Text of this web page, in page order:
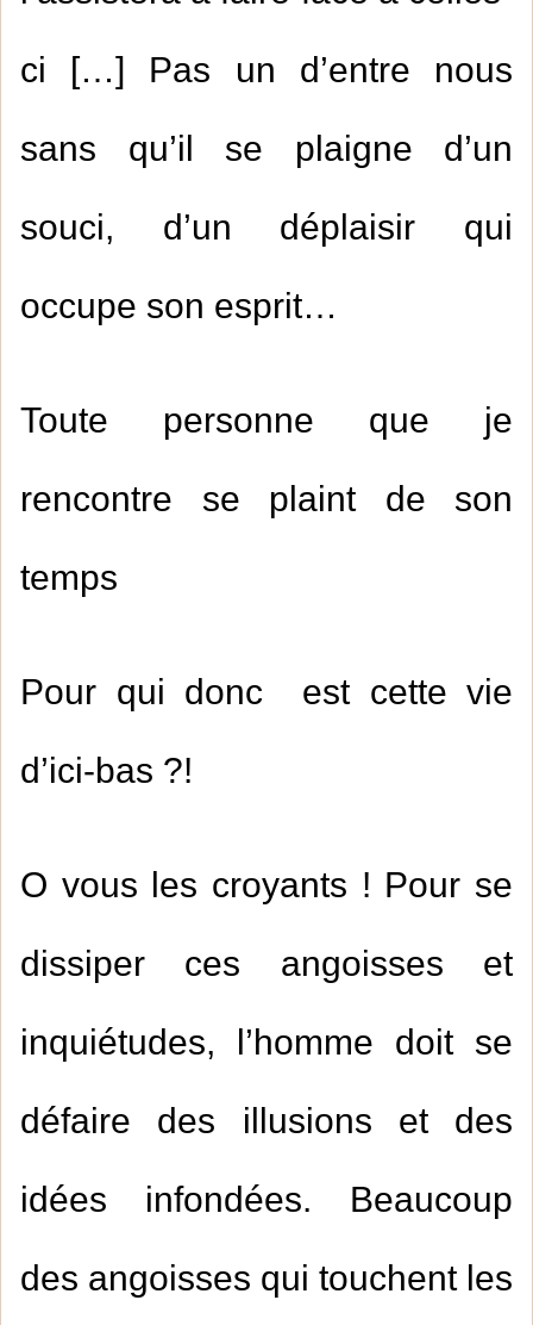
ci […] Pas un d’entre nous
sans qu’il se plaigne d’un
souci, d’un déplaisir qui
occupe son esprit…
Toute personne que je
rencontre se plaint de son
temps
Pour qui donc est cette vie
d’ici-bas ?!
O vous les croyants ! Pour se
dissiper ces angoisses et
inquiétudes, l’homme doit se
défaire des illusions et des
idées infondées. Beaucoup
des angoisses qui touchent les